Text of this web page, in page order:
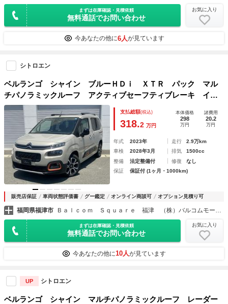
まずは在庫確認・見積依頼
無料通話でお問い合わせ
お気に入り
今あなたの他に6人が見ています
シトロエン
ベルランゴ シャイン ブルーＨＤｉ ＸＴＲ パック マル
チパノラミックルーフ アクティブセーフティブレーキ イン
テリジェントハイビーム レーンキープアシスト ブラインド
スポットモニター サイドカメラ Ｂカメラ フロントソナ
ー サイドソナー バックソナー
支払総額(税込)
318.2 万円
本体価格
298
万円
諸費用
20.2
万円
年式 2023年 走行
2.9万km
車検
2028年3月 排気
1500cc
整備
法定整備付 修復
なし
保証
保証付 (1ヶ月・1000km)
販売店保証 車両状態評価書 グー鑑定 オンライン商談可 オプション見積り可
福岡県福津市 Ｂａｌｃｏｍ Ｓｑｕａｒｅ 福津 （株）バルコムモータース
まずは在庫確認・見積依頼
無料通話でお問い合わせ
お気に入り
今あなたの他に10人が見ています
UP シトロエン
ベルランゴ シャイン マルチパノラミックルーフ レーダー